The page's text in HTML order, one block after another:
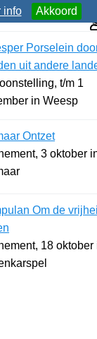
info Akkoord
Porselein
uit andere
t/m 1
in Weesp
Ontzet
3 oktober
Om de
18 oktober